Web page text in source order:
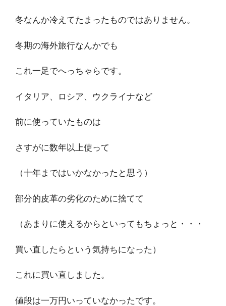
冬なんか冷えてたまったものではありません。
冬期の海外旅行なんかでも
これ一足でへっちゃらです。
イタリア、ロシア、ウクライナなど
前に使っていたものは
さすがに数年以上使って
（十年まではいかなかったと思う）
部分的皮革の劣化のために捨てて
（あまりに使えるからといってもちょっと・・・
買い直したらという気持ちになった）
これに買い直しました。
値段は一万円いっていなかったです。